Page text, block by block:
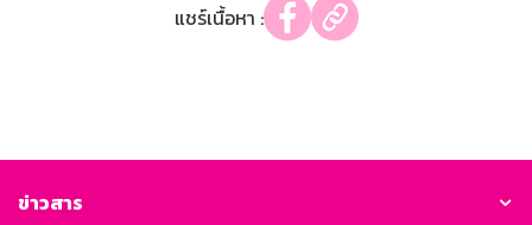
แชร์เนื้อหา :
ข่าวสาร